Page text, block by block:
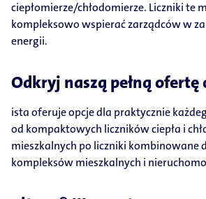
ciepłomierze/chłodomierze. Liczniki te
kompleksowo wspierać zarządców w
energii.
Odkryj naszą pełną ofertę
ista oferuje opcje dla praktycznie
od kompaktowych liczników ciepła i
mieszkalnych po liczniki kombinowane
kompleksów mieszkalnych i